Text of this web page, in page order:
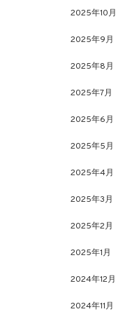
2025年10月
2025年9月
2025年8月
2025年7月
2025年6月
2025年5月
2025年4月
2025年3月
2025年2月
2025年1月
2024年12月
2024年11月